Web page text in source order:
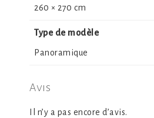
260 × 270 cm
Type de modèle
Panoramique
Avis
Il n’y a pas encore d’avis.